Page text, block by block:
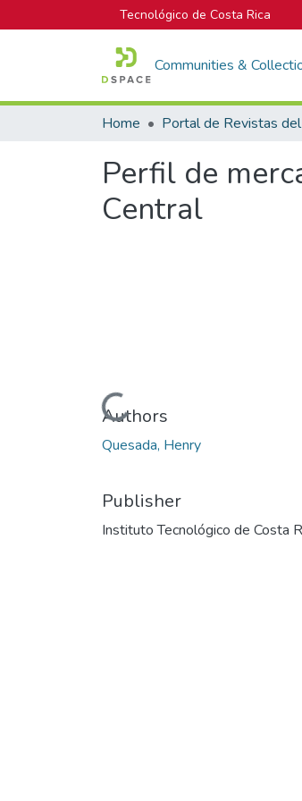
Tecnológico de Costa Rica
Communities &
Home
Perfil de
Central
Loading...
Authors
Quesada, Henry
Publisher
Instituto Tecnológico de Costa